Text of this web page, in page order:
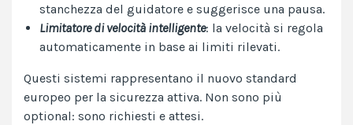
stanchezza del guidatore e suggerisce una pausa.
Limitatore di velocità intelligente: la velocità si regola
automaticamente in base ai limiti rilevati.
Questi sistemi rappresentano il nuovo standard
europeo per la sicurezza attiva. Non sono più
optional: sono richiesti e attesi.